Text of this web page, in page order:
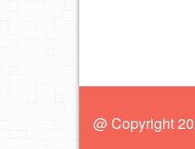
@ Copyright